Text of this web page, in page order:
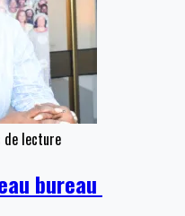
de lecture
bureau